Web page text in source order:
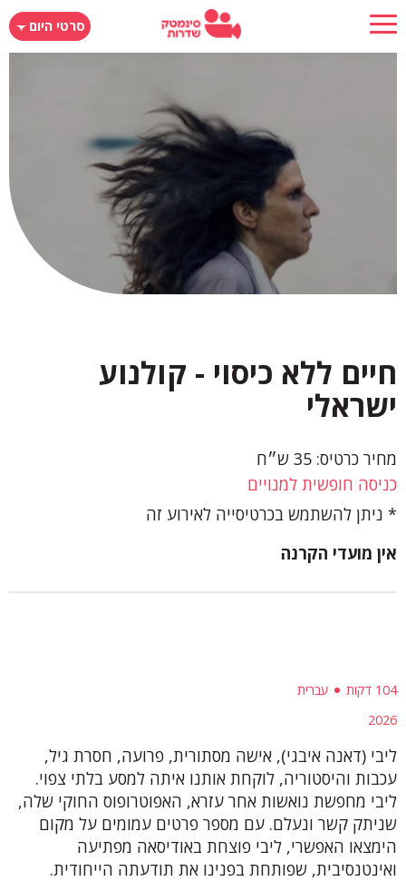
דילוג
לתוכן
העיקרי
סרטי היום
חיים ללא כיסוי - קולנוע
ישראלי
מחיר כרטיס: 35 ש״ח
כניסה חופשית למנויים
ניתן להשתמש בכרטיסייה לאירוע זה
אין מועדי הקרנה
104 דקות
עברית
2026
ליבי (דאנה איבגי), אישה מסתורית, פרועה, חסרת גיל,
עכבות והיסטוריה, לוקחת אותנו איתה למסע בלתי צפוי.
ליבי מחפשת נואשות אחר עזרא, האפוטרופוס החוקי שלה,
שניתק קשר ונעלם. עם מספר פרטים עמומים על מקום
הימצאו האפשרי, ליבי פוצחת באודיסאה מפתיעה
ואינטנסיבית, שפותחת בפנינו את תודעתה הייחודית.